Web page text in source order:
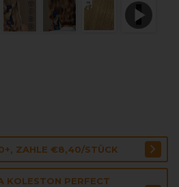
ZAHLE €8,40/STÜCK
KOLESTON PERFECT